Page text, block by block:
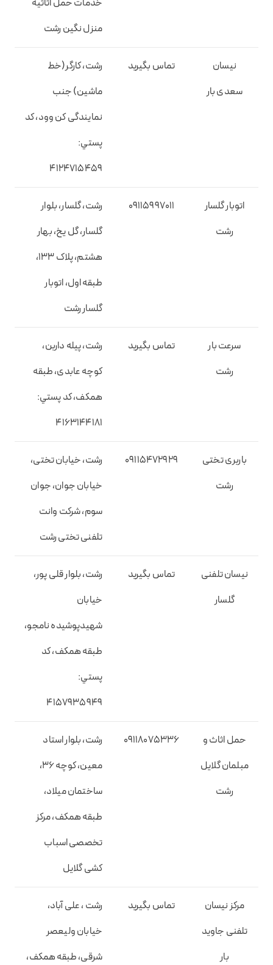
منزل نگین رشت
نیسان
سعدی بار
تماس بگیرید
رشت، کارگر(خط
ماشین) جنب
نمایندگی کن وود، کد
پستي:
4124715459
اتوبار گلسار
رشت
09115997011
رشت، گلسار، بلوار
گلسار، گل یخ، بهار
هشتم، پلاک 133،
طبقه اول، اتوبار
گلسار رشت
سرعت بار
رشت
تماس بگیرید
رشت، پیله داربن،
کوچه عابدی، طبقه
همکف، کد پستي:
4163144181
باربری تختی
رشت
09115472929
رشت، خیابان تختی،
خیابان جوان، جوان
سوم، شرکت وانت
تلفنی تختی رشت
نیسان تلفنی
گلسار
تماس بگیرید
رشت، بلوار قلی پور،
خیابان
شهیدپوشیده نامجو،
طبقه همکف، کد
پستي:
4157935949
حمل اثاث و
مبلمان گلایل
رشت
09118075336
رشت، بلوار استاد
معین، کوچه 36،
ساختمان میلاد،
طبقه همکف، مرکز
تخصصی اسباب
کشی گلایل
مرکز نیسان
تلفنی جاوید
بار
تماس بگیرید
رشت ، علی آباد،
خیابان ولیعصر
شرقی، طبقه همکف،